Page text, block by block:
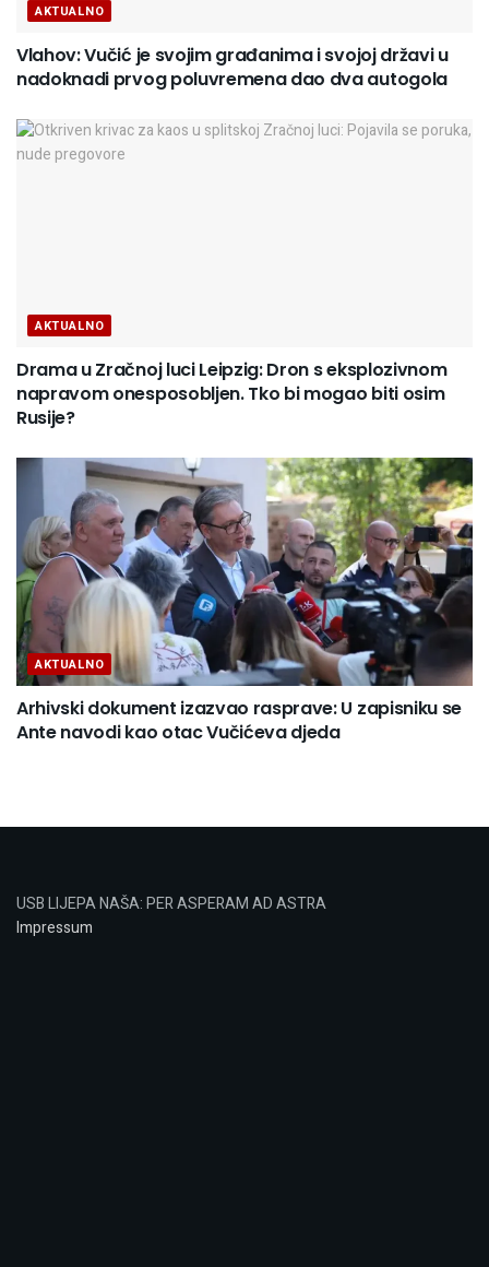
AKTUALNO
Vlahov: Vučić je svojim građanima i svojoj državi u
nadoknadi prvog poluvremena dao dva autogola
AKTUALNO
Drama u Zračnoj luci Leipzig: Dron s eksplozivnom
napravom onesposobljen. Tko bi mogao biti osim
Rusije?
AKTUALNO
Arhivski dokument izazvao rasprave: U zapisniku se
Ante navodi kao otac Vučićeva djeda
USB LIJEPA NAŠA: PER ASPERAM AD ASTRA
Impressum